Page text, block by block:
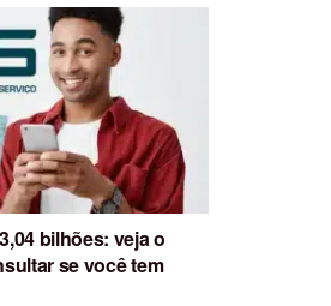
bilhões: veja o
se você tem